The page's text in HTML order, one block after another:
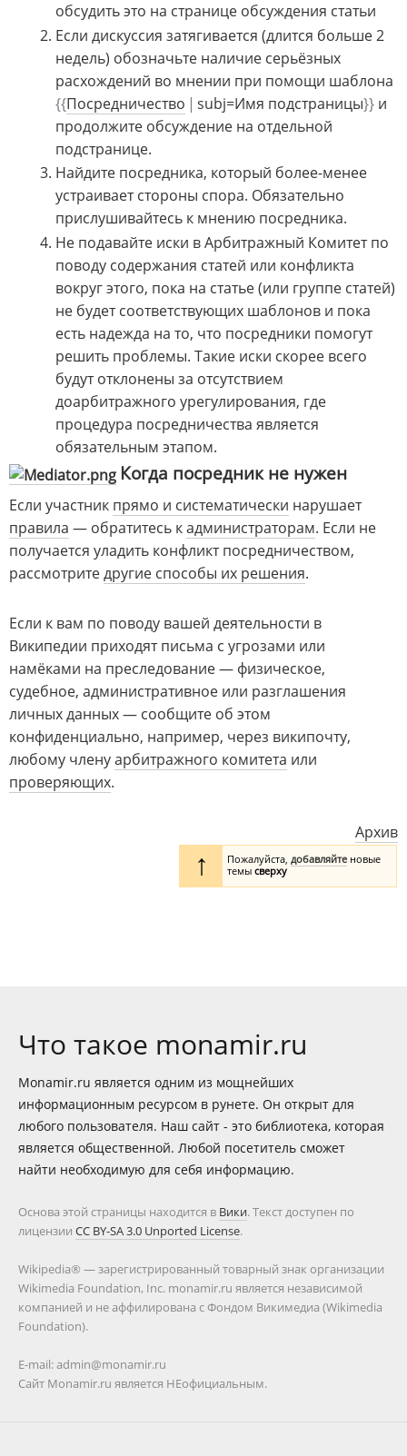
обсудить это на странице обсуждения статьи
Если дискуссия затягивается (длится больше 2
недель) обозначьте наличие серьёзных
расхождений во мнении при помощи шаблона
{{Посредничество | subj=Имя подстраницы}} и
продолжите обсуждение на отдельной
подстранице.
Найдите посредника, который более-менее
устраивает стороны спора. Обязательно
прислушивайтесь к мнению посредника.
Не подавайте иски в Арбитражный Комитет по
поводу содержания статей или конфликта
вокруг этого, пока на статье (или группе статей)
не будет соответствующих шаблонов и пока
есть надежда на то, что посредники помогут
решить проблемы. Такие иски скорее всего
будут отклонены за отсутствием
доарбитражного урегулирования, где
процедура посредничества является
обязательным этапом.
Когда посредник не нужен
Если участник прямо и систематически нарушает
правила — обратитесь кадминистраторам. Если не
получается уладить конфликт посредничеством,
рассмотритедругие способы их решения.
Если к вам по поводу вашей деятельности в
Википедии приходят письма с угрозами или
намёками на преследование — физическое,
судебное, административное или разглашения
личных данных — сообщите об этом
конфиденциально, например, через википочту,
любому членуарбитражного комитета или
проверяющих.
Архив
↑ Пожалуйста,добавляйте новые
темысверху
Что такое monamir.ru
Monamir.ru является одним из мощнейших
информационным ресурсом в рунете. Он открыт для
любого пользователя. Наш сайт - это библиотека, которая
является общественной. Любой посетитель сможет
найти необходимую для себя информацию.
Основа этой страницы находится в Вики. Текст доступен по
лицензии CC BY-SA 3.0 Unported License.
Wikipedia® — зарегистрированный товарный знак организации
Wikimedia Foundation, Inc. monamir.ru является независимой
компанией и не аффилирована с Фондом Викимедиа (Wikimedia
Foundation).
E-mail: admin@monamir.ru
Сайт Monamir.ru является НЕофициальным.